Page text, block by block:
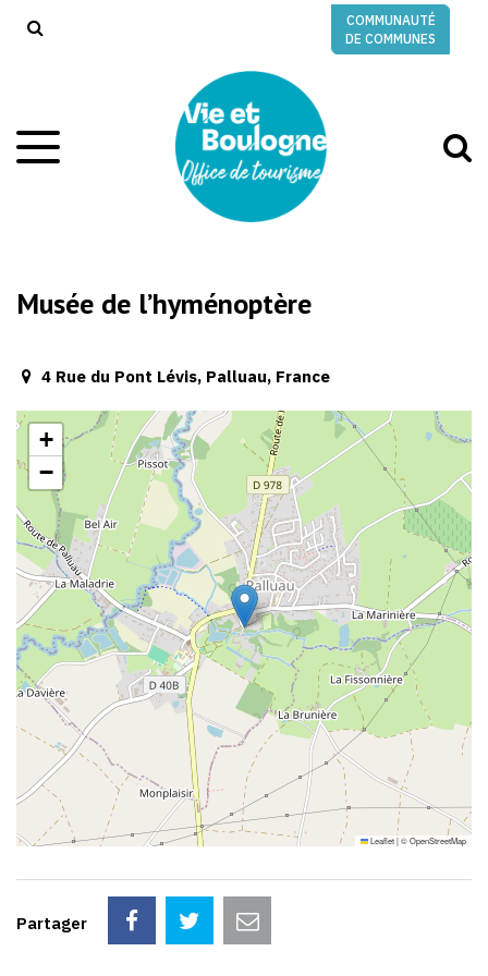
COMMUNAUTÉ
DE COMMUNES
Aller
à
Musée de l’hyménoptère
4 Rue du Pont Lévis, Palluau, France
+
−
Leaflet|©OpenStreetMap
Partager